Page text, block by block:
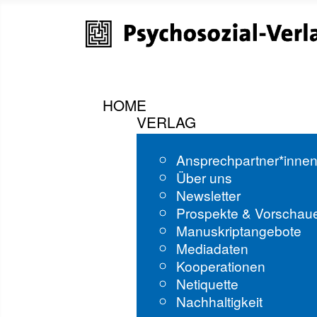
HOME
VERLAG
Über uns
Newsletter
Prospekte &
Manuskriptangebote
Mediadaten
Kooperationen
Netiquette
Nachhaltigkeit